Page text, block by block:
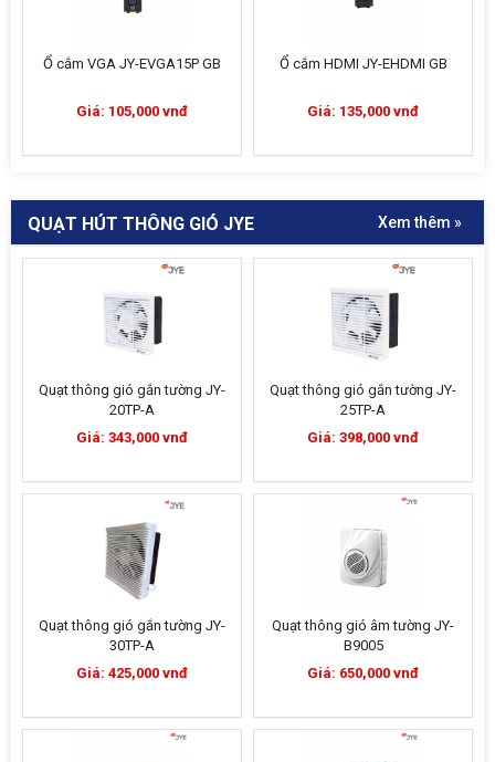
Ổ cắm VGA JY-EVGA15P GB
Giá: 105,000 vnđ
Ổ cắm HDMI JY-EHDMI GB
Giá: 135,000 vnđ
QUẠT HÚT THÔNG GIÓ JYE Xem thêm »
Quạt thông gió gắn tường JY-
20TP-A
Giá: 343,000 vnđ
Quạt thông gió gắn tường JY-
25TP-A
Giá: 398,000 vnđ
Quạt thông gió gắn tường JY-
30TP-A
Giá: 425,000 vnđ
Quạt thông gió âm tường JY-
B9005
Giá: 650,000 vnđ